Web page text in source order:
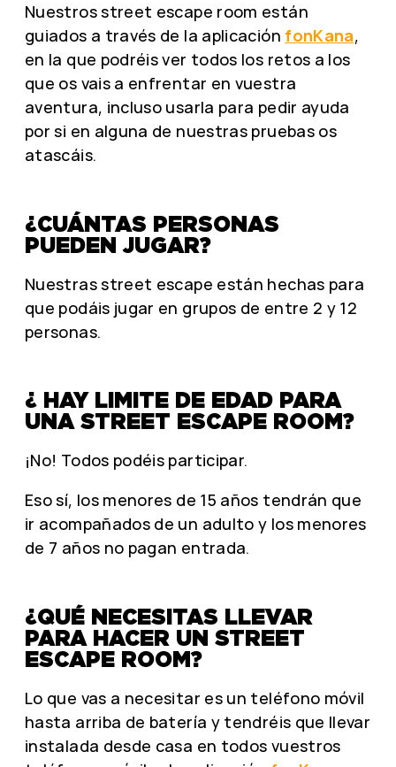
Nuestros street escape room están
guiados a través de la aplicación fonKana,
en la que podréis ver todos los retos a los
que os vais a enfrentar en vuestra
aventura, incluso usarla para pedir ayuda
por si en alguna de nuestras pruebas os
atascáis.
¿CUÁNTAS PERSONAS
PUEDEN JUGAR?
Nuestras street escape están hechas para
que podáis jugar en grupos de entre 2 y 12
personas.
¿ HAY LIMITE DE EDAD PARA
UNA STREET ESCAPE ROOM?
¡No! Todos podéis participar.
Eso sí, los menores de 15 años tendrán que
ir acompañados de un adulto y los menores
de 7 años no pagan entrada.
¿QUÉ NECESITAS LLEVAR
PARA HACER UN STREET
ESCAPE ROOM?
Lo que vas a necesitar es un teléfono móvil
hasta arriba de batería y tendréis que llevar
instalada desde casa en todos vuestros